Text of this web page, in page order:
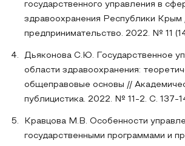
государственного управления в
здравоохранения Республики Крым
предпринимательство. 2022. № 11
Дьяконова С.Ю. Государственное
области здравоохранения:
общеправовые основы //
публицистика. 2022. № 11-2. С. 137-
Кравцова М.В. Особенности
государственными программами и